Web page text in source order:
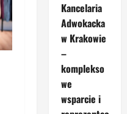
Kancelaria
Adwokacka
w Krakowie
–
komplekso
we
wsparcie i